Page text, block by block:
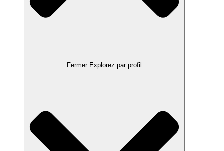
Fermer Explorez par profil